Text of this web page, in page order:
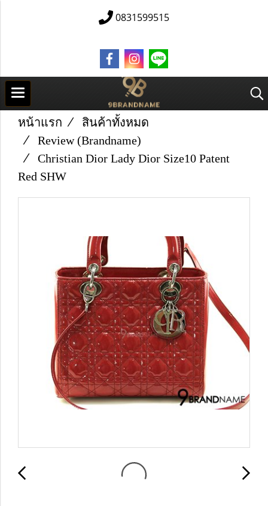
0831599515
หน้าแรก
สินค้าทั้งหมด
Review (Brandname)
Christian Dior Lady Dior Size10 Patent
Red SHW